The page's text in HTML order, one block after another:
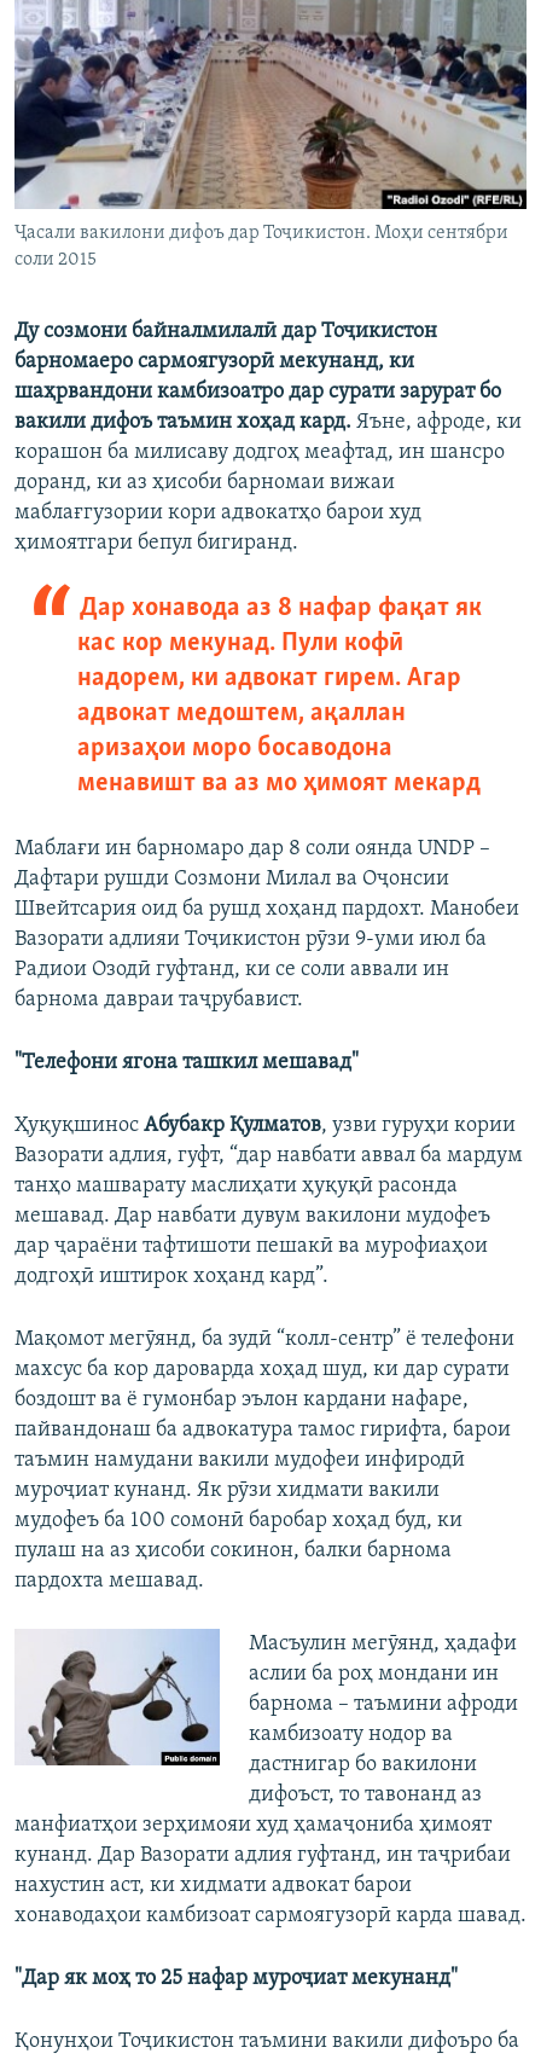
ГУЗОРИШҲОИ РАДИОӢ
Русский
ПАЙГИРӢ КУНЕД
Ҳамаи сомонаҳои RFE/RL
Ҷасали вакилони дифоъ дар Тоҷикистон. Моҳи сентябри
соли 2015
Ду созмони байналмилалӣ дар Тоҷикистон
барномаеро сармоягузорӣ мекунанд, ки
шаҳрвандони камбизоатро дар сурати зарурат бо
вакили дифоъ таъмин хоҳад кард. Яъне, афроде, ки
корашон ба милисаву додгоҳ меафтад, ин шансро
доранд, ки аз ҳисоби барномаи вижаи
маблағгузории кори адвокатҳо барои худ
ҳимоятгари бепул бигиранд.
Дар хонавода аз 8 нафар фақат як
кас кор мекунад. Пули кофӣ
надорем, ки адвокат гирем. Агар
адвокат медоштем, ақаллан
аризаҳои моро босаводона
менавишт ва аз мо ҳимоят мекард
Маблағи ин барномаро дар 8 соли оянда UNDP –
Дафтари рушди Созмони Милал ва Оҷонсии
Швейтсария оид ба рушд хоҳанд пардохт. Манобеи
Вазорати адлияи Тоҷикистон рӯзи 9-уми июл ба
Радиои Озодӣ гуфтанд, ки се соли аввали ин
барнома давраи таҷрубавист.
"Телефони ягона ташкил мешавад"
Ҳуқуқшинос Абубакр Қулматов, узви гуруҳи кории
Вазорати адлия, гуфт, “дар навбати аввал ба мардум
танҳо машварату маслиҳати ҳуқуқӣ расонда
мешавад. Дар навбати дувум вакилони мудофеъ
дар ҷараёни тафтишоти пешакӣ ва мурофиаҳои
додгоҳӣ иштирок хоҳанд кард”.
Мақомот мегӯянд, ба зудӣ “колл-сентр” ё телефони
махсус ба кор дароварда хоҳад шуд, ки дар сурати
боздошт ва ё гумонбар эълон кардани нафаре,
пайвандонаш ба адвокатура тамос гирифта, барои
таъмин намудани вакили мудофеи инфиродӣ
муроҷиат кунанд. Як рӯзи хидмати вакили
мудофеъ ба 100 сомонӣ баробар хоҳад буд, ки
пулаш на аз ҳисоби сокинон, балки барнома
пардохта мешавад.
Масъулин мегӯянд, ҳадафи
аслии ба роҳ мондани ин
барнома – таъмини афроди
камбизоату нодор ва
дастнигар бо вакилони
дифоъст, то тавонанд аз
манфиатҳои зерҳимояи худ ҳамаҷониба ҳимоят
кунанд. Дар Вазорати адлия гуфтанд, ин таҷрибаи
нахустин аст, ки хидмати адвокат барои
хонаводаҳои камбизоат сармоягузорӣ карда шавад.
"Дар як моҳ то 25 нафар муроҷиат мекунанд"
Қонунҳои Тоҷикистон таъмини вакили дифоъро ба